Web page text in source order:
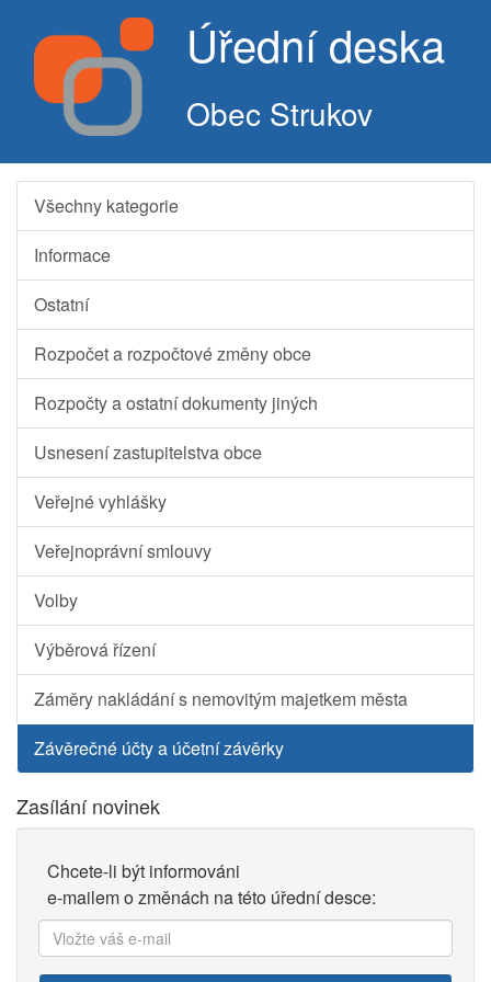
Úřední deska
Obec Strukov
Všechny kategorie
Informace
Ostatní
Rozpočet a rozpočtové změny obce
Rozpočty a ostatní dokumenty jiných
Usnesení zastupitelstva obce
Veřejné vyhlášky
Veřejnoprávní smlouvy
Volby
Výběrová řízení
Záměry nakládání s nemovitým majetkem města
Závěrečné účty a účetní závěrky
Zasílání novinek
Chcete-li být informováni
e-mailem o změnách na této úřední desce:
Vložte
váš